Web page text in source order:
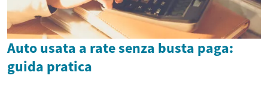
Auto usata a rate senza busta paga:
guida pratica